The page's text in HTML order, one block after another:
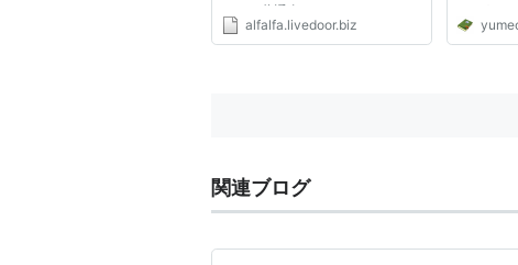
つだけ共通事項だな。
alfalfa.livedoor.biz
たそうな
であるが
関連ブログ